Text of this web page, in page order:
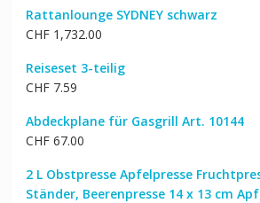
war:
CHF 386.00
ist:
Rattanlounge SYDNEY schwarz
CHF1,732.00
Reiseset 3-teilig
CHF7.59
Abdeckplane für Gasgrill Art. 10144
CHF67.00
2 L Obstpresse Apfelpresse
Ständer, Beerenpresse 14 x 13 cm